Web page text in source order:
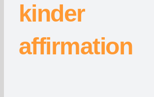
kinder
affirmation